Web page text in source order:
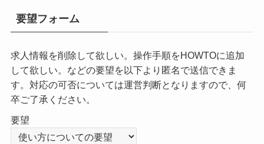
要望フォーム
求人情報を削除して欲しい。操作手順をHOWTOに追加
して欲しい。などの要望を以下より匿名で送信できま
す。対応の可否については運営判断となりますので、何
卒ご了承ください。
要望